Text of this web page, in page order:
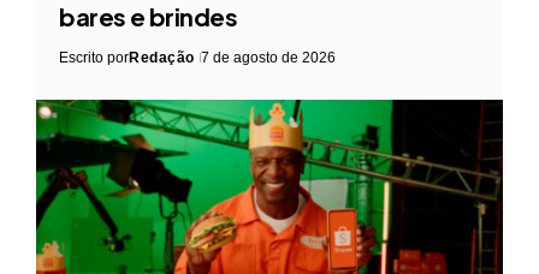
bares e brindes
Escrito porRedação 7 de agosto de 2026